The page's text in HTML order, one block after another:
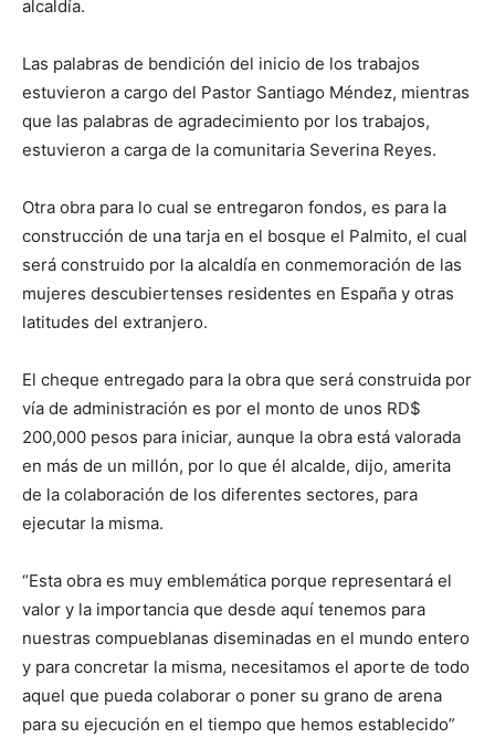
alcaldía.
Las palabras de bendición del inicio de los trabajos
estuvieron a cargo del Pastor Santiago Méndez, mientras
que las palabras de agradecimiento por los trabajos,
estuvieron a carga de la comunitaria Severina Reyes.
Otra obra para lo cual se entregaron fondos, es para la
construcción de una tarja en el bosque el Palmito, el cual
será construido por la alcaldía en conmemoración de las
mujeres descubiertenses residentes en España y otras
latitudes del extranjero.
El cheque entregado para la obra que será construida por
vía de administración es por el monto de unos RD$
200,000 pesos para iniciar, aunque la obra está valorada
en más de un millón, por lo que él alcalde, dijo, amerita
de la colaboración de los diferentes sectores, para
ejecutar la misma.
“Esta obra es muy emblemática porque representará el
valor y la importancia que desde aquí tenemos para
nuestras compueblanas diseminadas en el mundo entero
y para concretar la misma, necesitamos el aporte de todo
aquel que pueda colaborar o poner su grano de arena
para su ejecución en el tiempo que hemos establecido”